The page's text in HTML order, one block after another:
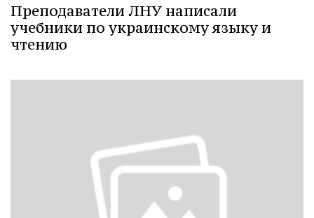
Преподаватели ЛНУ написали
учебники по украинскому языку и
чтению